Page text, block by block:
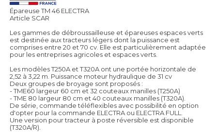
Épareuse TM 46 ELECTRA
Article SCAR
Les gammes de débroussailleuse et épareuses espaces verts
est destinée aux tracteurs légers dont la puissance est
comprises entre 20 et 70 cv. Elle est particulièrement adaptée
pour les entreprises agricoles et espaces verts.
Les modèles T250A et T320A ont une portée horizontale de
2,52 à 3,22 m. Puissance moteur hydraulique de 31 cv
Deux groupes de broyage sont proposés :
- TME60 largeur 60 cm et 32 couteaux manilles (T250A)
- TME 80 largeur 80 cm et 40 couteaux manilles (T320A).
De série, commande téléflexibles avec possibilité en option
d'opter pour la commande ELECTRA ou ELECTRA FULL.
Une version pour tracteur à poste réversible est disponible
(T320A/R).